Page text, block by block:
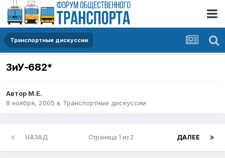
Транспортные дискуссии
ЗиУ-682*
Автор М.Е.
8 ноября, 2005 в Транспортные дискуссии
НАЗАД ДАЛЕЕ
Страница 1 из 2